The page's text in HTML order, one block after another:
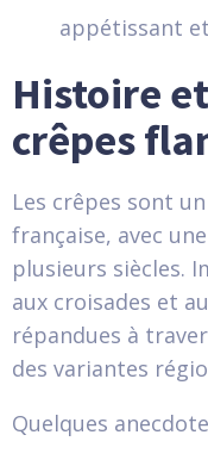
appétissant
Histoire
crêpes
Les crêpes sont
française, avec
plusieurs siècles.
aux croisades et
répandues à
des variantes
Quelques